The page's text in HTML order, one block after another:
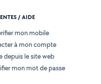
/ AIDE
mon mobile
à mon compte
depuis le site web
mon mot de passe